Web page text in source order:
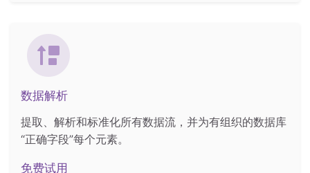
数据解析
提取、解析和标准化所有数据流，并为有组织的数据库
“正确字段”每个元素。
免费试用